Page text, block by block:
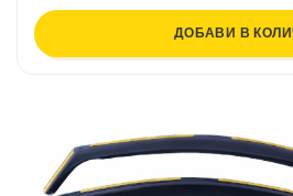
ДОБАВИ В